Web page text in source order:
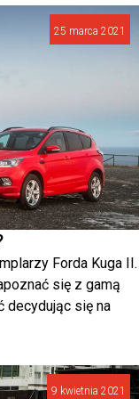
25 marca 2021
Forda Kuga II.
się z gamą
decydując się na
9 kwietnia 2021